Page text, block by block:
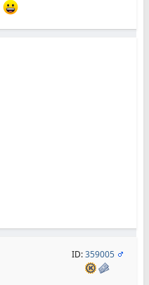
ID:359005